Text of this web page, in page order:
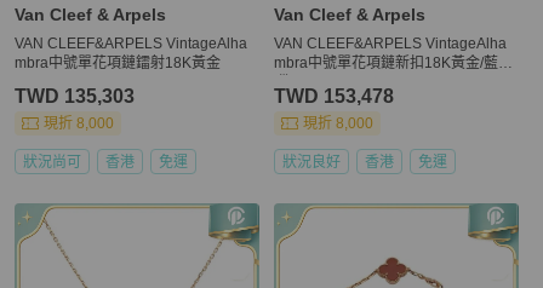
Van Cleef & Arpels
VAN CLEEF&ARPELS VintageAlha
mbra中號單花項鏈鐳射18K黃金
TWD 135,303
現折 8,000
狀況尚可 香港 免運
Van Cleef & Arpels
VAN CLEEF&ARPELS VintageAlha
mbra中號單花項鏈新扣18K黃金/藍瑪
TWD 153,478
現折 8,000
狀況良好 香港 免運